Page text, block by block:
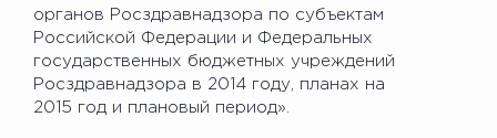
органов Росздравнадзора по субъектам
Российской Федерации и Федеральных
государственных бюджетных учреждений
Росздравнадзора в 2014 году, планах на
2015 год и плановый период».